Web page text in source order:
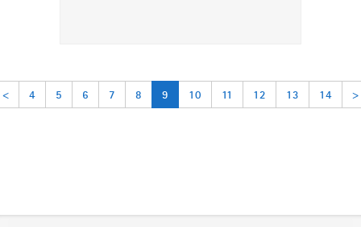
< 4 5 6 7 8 9 10 11 12 13 14 >